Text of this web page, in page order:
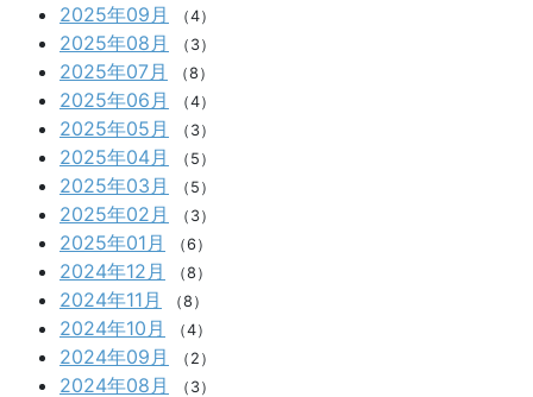
2025年09月 （4）
2025年08月 （3）
2025年07月 （8）
2025年06月 （4）
2025年05月 （3）
2025年04月 （5）
2025年03月 （5）
2025年02月 （3）
2025年01月 （6）
2024年12月 （8）
2024年11月 （8）
2024年10月 （4）
2024年09月 （2）
2024年08月 （3）